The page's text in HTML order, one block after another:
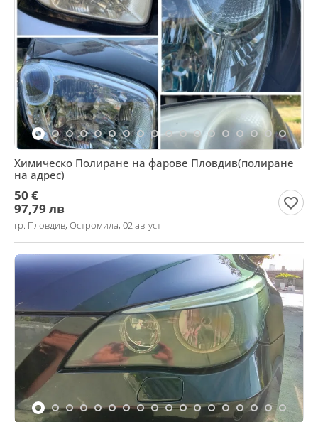
Химическо Полиране на фарове Пловдив(полиране
на адрес)
50 €
97,79 лв
гр. Пловдив, Остромила, 02 август